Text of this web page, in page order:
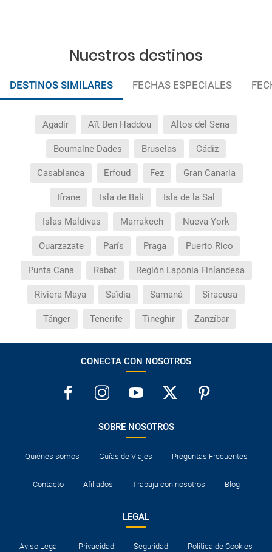
Nuestros destinos
DESTINOS SIMILARES FECHAS ESPECIALES
Agadir Aït Ben Haddou Altos del Sena
Boumalne Dades Bruselas Cádiz
Casablanca Erfoud Fez Gran Canaria
Ifrane Isla de Bali Isla de la Sal
Islas Maldivas Marrakech Nueva York
Ouarzazate París Praga Puerto Rico
Punta Cana Rabat Región Laponia Finlandesa
Riviera Maya Saïdia Samaná Siracusa
Tánger Tenerife Tineghir Zanzíbar
CONECTA CON NOSOTROS
SOBRE NOSOTROS
Quiénes somos Guías de Viajes Preguntas Frecuentes
Contacto Afiliados Trabaja con nosotros Blog
LEGAL
Aviso Legal Privacidad Seguridad Política de Cookies